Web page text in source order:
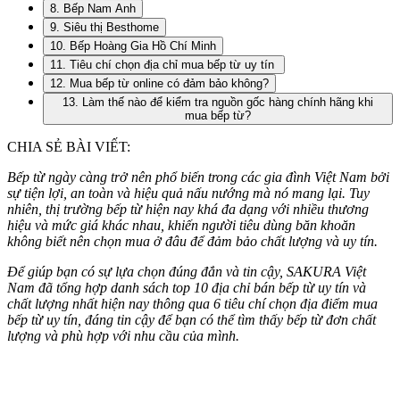
8. Bếp Nam Anh
9. Siêu thị Besthome
10. Bếp Hoàng Gia Hồ Chí Minh
11. Tiêu chí chọn địa chỉ mua bếp từ uy tín
12. Mua bếp từ online có đảm bảo không?
13. Làm thế nào để kiểm tra nguồn gốc hàng chính hãng khi
mua bếp từ?
CHIA SẺ BÀI VIẾT:
Bếp từ ngày càng trở nên phổ biến trong các gia đình Việt Nam bởi
sự tiện lợi, an toàn và hiệu quả nấu nướng mà nó mang lại. Tuy
nhiên, thị trường bếp từ hiện nay khá đa dạng với nhiều thương
hiệu và mức giá khác nhau, khiến người tiêu dùng băn khoăn
không biết nên chọn mua ở đâu để đảm bảo chất lượng và uy tín.
Để giúp bạn có sự lựa chọn đúng đắn và tin cậy, SAKURA Việt
Nam đã tổng hợp danh sách top 10 địa chỉ bán bếp từ uy tín và
chất lượng nhất hiện nay thông qua 6 tiêu chí chọn địa điểm mua
bếp từ uy tín, đáng tin cậy để bạn có thể tìm thấy bếp từ đơn chất
lượng và phù hợp với nhu cầu của mình.